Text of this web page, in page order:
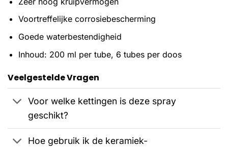
Voortreffelijke corrosiebescherming
Goede waterbestendigheid
Inhoud: 200 ml per tube, 6 tubes per doos
Veelgestelde Vragen
Voor welke kettingen is deze spray
geschikt?
Hoe gebruik ik de keramiek-